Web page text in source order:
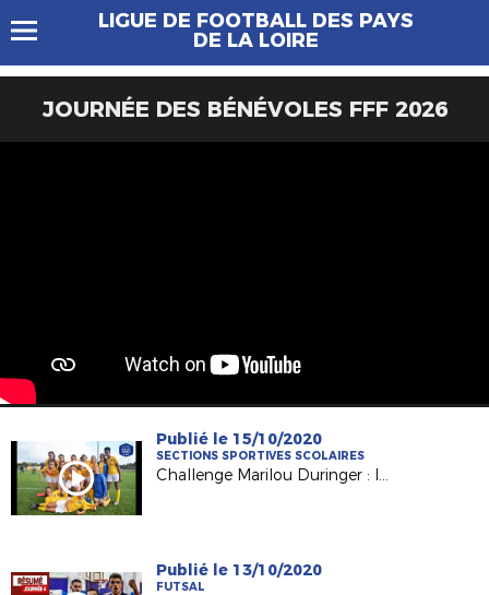
LIGUE DE FOOTBALL DES PAYS
DE LA LOIRE
JOURNÉE DES BÉNÉVOLES FFF 2026
Publié le 15/10/2020
SECTIONS SPORTIVES SCOLAIRES
Challenge Marilou Duringer : les collègiennes de Nantes La Colinière qualifiées !
Publié le 13/10/2020
FUTSAL